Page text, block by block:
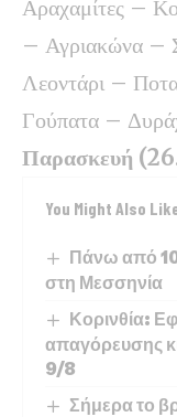
Αραχαμίτες –
– Αγριακώνα –
Λεοντάρι –
Γούπατα –
Παρασκευή
You Might Also
Πάνω από 10
στη Μεσσηνία
Κορινθία:
απαγόρευσης
9/8
Σήμερα το